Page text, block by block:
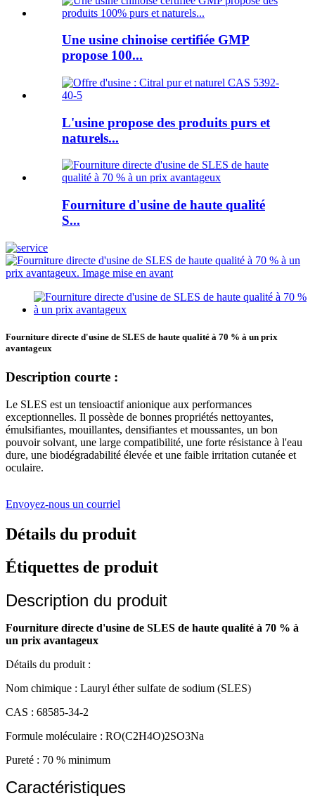
Une usine chinoise certifiée GMP
propose 100...
L'usine propose des produits purs et
naturels...
Fourniture d'usine de haute qualité
S...
Fourniture directe d'usine de SLES de haute qualité à 70 % à un prix
avantageux
Description courte :
Le SLES est un tensioactif anionique aux performances
exceptionnelles. Il possède de bonnes propriétés nettoyantes,
émulsifiantes, mouillantes, densifiantes et moussantes, un bon
pouvoir solvant, une large compatibilité, une forte résistance à l'eau
dure, une biodégradabilité élevée et une faible irritation cutanée et
oculaire.
Envoyez-nous un courriel
Détails du produit
Étiquettes de produit
Description du produit
Fourniture directe d'usine de SLES de haute qualité à 70 % à
un prix avantageux
Détails du produit :
Nom chimique : Lauryl éther sulfate de sodium (SLES)
CAS : 68585-34-2
Formule moléculaire : RO(C2H4O)2SO3Na
Pureté : 70 % minimum
Caractéristiques